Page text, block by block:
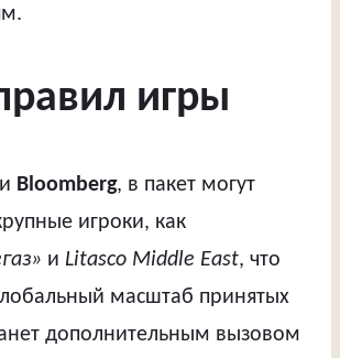
игры
Bloomberg, в пакет могут
игроки, как
и Litasco Middle East, что
масштаб принятых
дополнительным вызовом